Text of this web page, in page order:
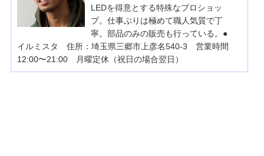
LEDを得意とする特殊なプロショッ
プ。仕事ぶりは極めて職人気質で丁
寧。部品のみの販売も行っている。●
イルミスタ 住所：埼玉県三郷市上彦名540-3 営業時間
12:00〜21:00 月曜定休（祝日の場合翌日）